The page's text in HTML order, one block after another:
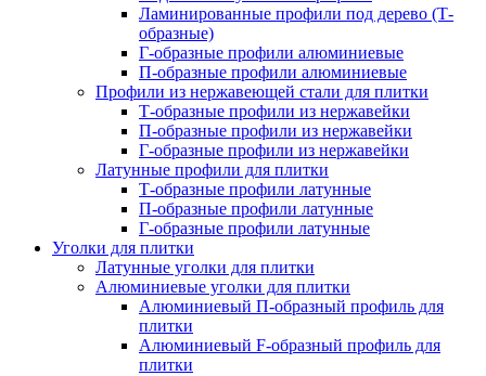
Ламинированные профили под дерево (Т-
образные)
Г-образные профили алюминиевые
П-образные профили алюминиевые
Профили из нержавеющей стали для плитки
Т-образные профили из нержавейки
П-образные профили из нержавейки
Г-образные профили из нержавейки
Латунные профили для плитки
Т-образные профили латунные
П-образные профили латунные
Г-образные профили латунные
Уголки для плитки
Латунные уголки для плитки
Алюминиевые уголки для плитки
Алюминиевый П-образный профиль для
плитки
Алюминиевый F-образный профиль для
плитки